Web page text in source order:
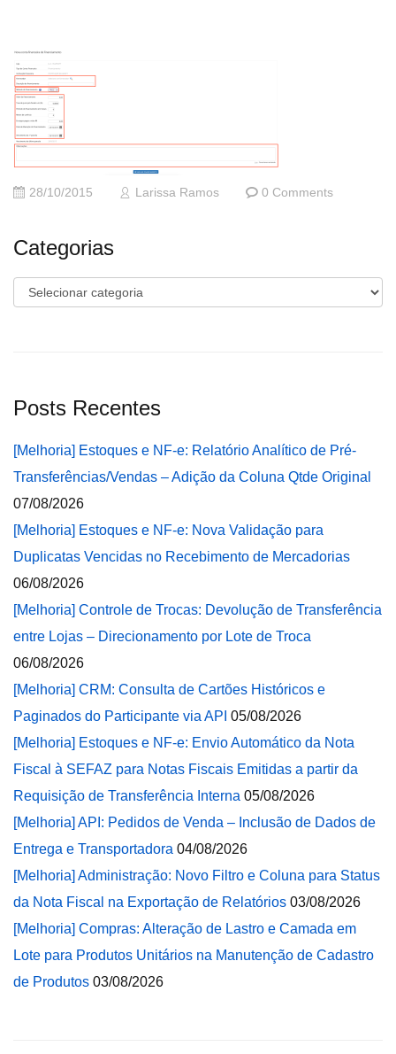
28/10/2015 Larissa Ramos 0 Comments
Categorias
Categorias
Posts Recentes
[Melhoria] Estoques e NF-e: Relatório Analítico de Pré-
Transferências/Vendas – Adição da Coluna Qtde Original
07/08/2026
[Melhoria] Estoques e NF-e: Nova Validação para
Duplicatas Vencidas no Recebimento de Mercadorias
06/08/2026
[Melhoria] Controle de Trocas: Devolução de Transferência
entre Lojas – Direcionamento por Lote de Troca
06/08/2026
[Melhoria] CRM: Consulta de Cartões Históricos e
Paginados do Participante via API 05/08/2026
[Melhoria] Estoques e NF-e: Envio Automático da Nota
Fiscal à SEFAZ para Notas Fiscais Emitidas a partir da
Requisição de Transferência Interna 05/08/2026
[Melhoria] API: Pedidos de Venda – Inclusão de Dados de
Entrega e Transportadora 04/08/2026
[Melhoria] Administração: Novo Filtro e Coluna para Status
da Nota Fiscal na Exportação de Relatórios 03/08/2026
[Melhoria] Compras: Alteração de Lastro e Camada em
Lote para Produtos Unitários na Manutenção de Cadastro
de Produtos 03/08/2026